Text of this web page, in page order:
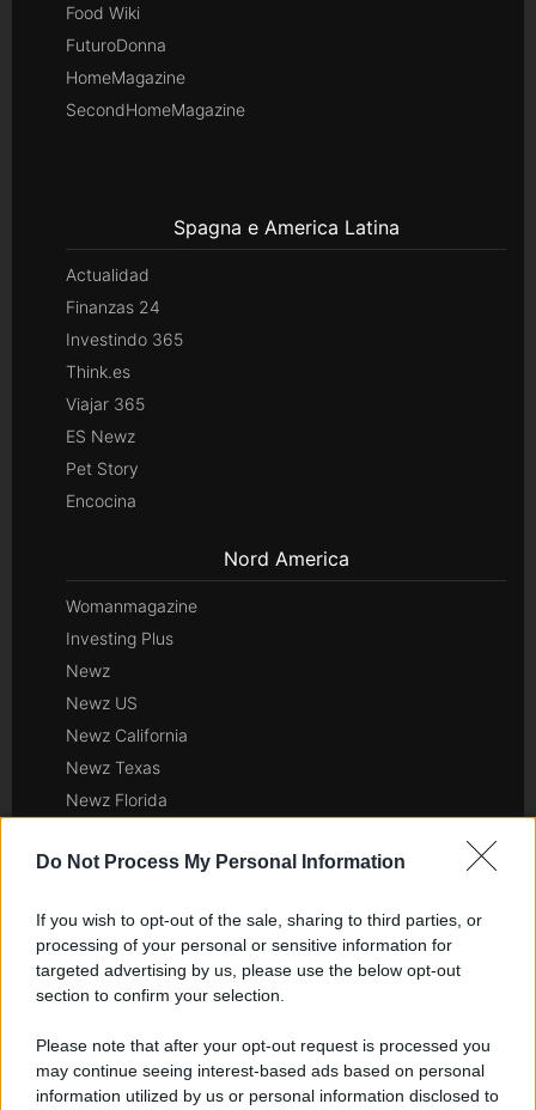
Do Not Process My Personal Information
If you wish to opt-out of the sale, sharing to third parties, or
processing of your personal or sensitive information for
targeted advertising by us, please use the below opt-out
section to confirm your selection.
Please note that after your opt-out request is processed you
may continue seeing interest-based ads based on personal
information utilized by us or personal information disclosed to
Food Wiki
FuturoDonna
HomeMagazine
SecondHomeMagazine
Spagna e America Latina
Actualidad
Finanzas 24
Investindo 365
Think.es
Viajar 365
ES Newz
Pet Story
Encocina
Nord America
Womanmagazine
Investing Plus
Newz
Newz US
Newz California
Newz Texas
Newz Florida
Newz Pennsylvania
Newz Ohio
Gameland
Hig Tech Mag
Lgbtqia News
Motors Magazine 365